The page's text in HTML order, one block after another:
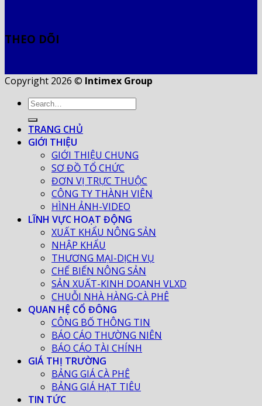
THEO DÕI
Copyright 2026 © Intimex Group
TRANG CHỦ
GIỚI THIỆU
GIỚI THIỆU CHUNG
SƠ ĐỒ TỔ CHỨC
ĐƠN VỊ TRỰC THUỘC
CÔNG TY THÀNH VIÊN
HÌNH ẢNH-VIDEO
LĨNH VỰC HOẠT ĐỘNG
XUẤT KHẨU NÔNG SẢN
NHẬP KHẨU
THƯƠNG MẠI-DỊCH VỤ
CHẾ BIẾN NÔNG SẢN
SẢN XUẤT-KINH DOANH VLXD
CHUỖI NHÀ HÀNG-CÀ PHÊ
QUAN HỆ CỔ ĐÔNG
CÔNG BỐ THÔNG TIN
BÁO CÁO THƯỜNG NIÊN
BÁO CÁO TÀI CHÍNH
GIÁ THỊ TRƯỜNG
BẢNG GIÁ CÀ PHÊ
BẢNG GIÁ HẠT TIÊU
TIN TỨC